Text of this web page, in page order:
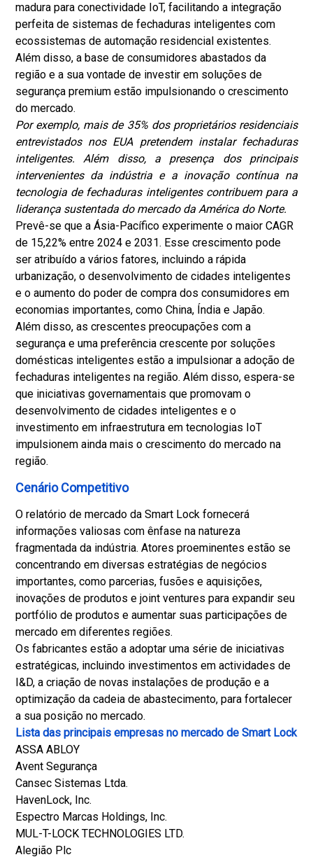
madura para conectividade IoT, facilitando a integração
perfeita de sistemas de fechaduras inteligentes com
ecossistemas de automação residencial existentes.
Além disso, a base de consumidores abastados da
região e a sua vontade de investir em soluções de
segurança premium estão impulsionando o crescimento
do mercado.
Por exemplo, mais de 35% dos proprietários residenciais
entrevistados nos EUA pretendem instalar fechaduras
inteligentes. Além disso, a presença dos principais
intervenientes da indústria e a inovação contínua na
tecnologia de fechaduras inteligentes contribuem para a
liderança sustentada do mercado da América do Norte.
Prevê-se que a Ásia-Pacífico experimente o maior CAGR
de 15,22% entre 2024 e 2031. Esse crescimento pode
ser atribuído a vários fatores, incluindo a rápida
urbanização, o desenvolvimento de cidades inteligentes
e o aumento do poder de compra dos consumidores em
economias importantes, como China, Índia e Japão.
Além disso, as crescentes preocupações com a
segurança e uma preferência crescente por soluções
domésticas inteligentes estão a impulsionar a adoção de
fechaduras inteligentes na região. Além disso, espera-se
que iniciativas governamentais que promovam o
desenvolvimento de cidades inteligentes e o
investimento em infraestrutura em tecnologias IoT
impulsionem ainda mais o crescimento do mercado na
região.
Cenário Competitivo
O relatório de mercado da Smart Lock fornecerá
informações valiosas com ênfase na natureza
fragmentada da indústria. Atores proeminentes estão se
concentrando em diversas estratégias de negócios
importantes, como parcerias, fusões e aquisições,
inovações de produtos e joint ventures para expandir seu
portfólio de produtos e aumentar suas participações de
mercado em diferentes regiões.
Os fabricantes estão a adoptar uma série de iniciativas
estratégicas, incluindo investimentos em actividades de
I&D, a criação de novas instalações de produção e a
optimização da cadeia de abastecimento, para fortalecer
a sua posição no mercado.
Lista das principais empresas no mercado de Smart Lock
ASSA ABLOY
Avent Segurança
Cansec Sistemas Ltda.
HavenLock, Inc.
Espectro Marcas Holdings, Inc.
MUL-T-LOCK TECHNOLOGIES LTD.
Alegião Plc